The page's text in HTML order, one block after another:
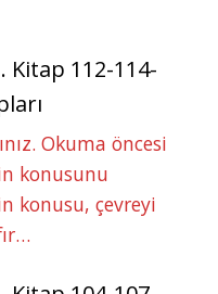
Kitap 112-114-
Okuma öncesi
konusunu
konusu, çevreyi